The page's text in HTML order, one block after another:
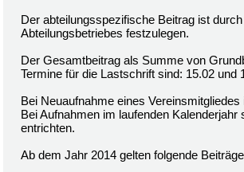
Der abteilungsspezifische Beitrag ist
Abteilungsbetriebes festzulegen.
Der Gesamtbeitrag als Summe von
Termine für die Lastschrift sind: 15.02 und
Bei Neuaufnahme eines
Bei Aufnahmen im laufenden
entrichten.
Ab dem Jahr 2014 gelten folgende